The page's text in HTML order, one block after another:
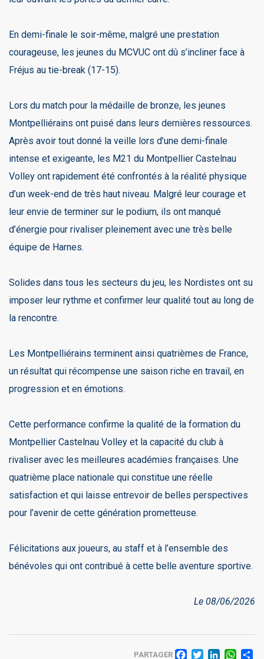
En demi-finale le soir-même, malgré une prestation
courageuse, les jeunes du MCVUC ont dû s’incliner face à
Fréjus au tie-break (17-15).
Lors du match pour la médaille de bronze, les jeunes
Montpelliérains ont puisé dans leurs dernières ressources.
Après avoir tout donné la veille lors d’une demi-finale
intense et exigeante, les M21 du Montpellier Castelnau
Volley ont rapidement été confrontés à la réalité physique
d’un week-end de très haut niveau. Malgré leur courage et
leur envie de terminer sur le podium, ils ont manqué
d’énergie pour rivaliser pleinement avec une très belle
équipe de Harnes.
Solides dans tous les secteurs du jeu, les Nordistes ont su
imposer leur rythme et confirmer leur qualité tout au long de
la rencontre.
Les Montpelliérains terminent ainsi quatrièmes de France,
un résultat qui récompense une saison riche en travail, en
progression et en émotions.
Cette performance confirme la qualité de la formation du
Montpellier Castelnau Volley et la capacité du club à
rivaliser avec les meilleures académies françaises. Une
quatrième place nationale qui constitue une réelle
satisfaction et qui laisse entrevoir de belles perspectives
pour l’avenir de cette génération prometteuse.
Félicitations aux joueurs, au staff et à l’ensemble des
bénévoles qui ont contribué à cette belle aventure sportive.
Le 08/06/2026
PARTAGER